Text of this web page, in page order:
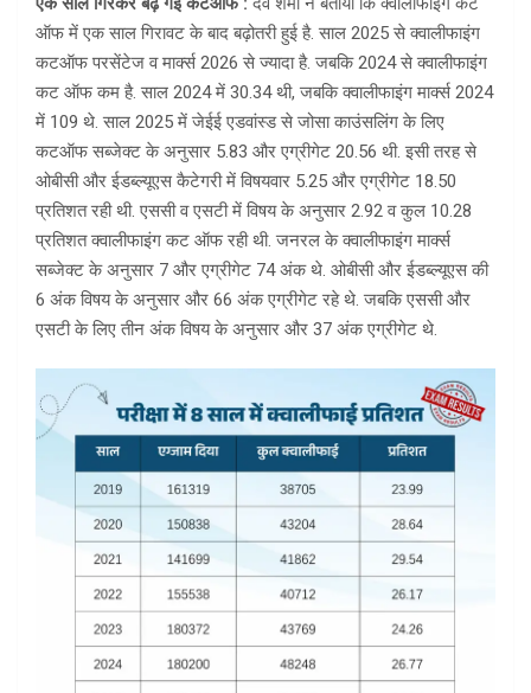
ऑफ में एक साल गिरावट के बाद बढ़ोतरी हुई है. साल 2025 से क्वालीफाइंग
कटऑफ परसेंटेज व मार्क्स 2026 से ज्यादा है. जबकि 2024 से क्वालीफाइंग
कट ऑफ कम है. साल 2024 में 30.34 थी, जबकि क्वालीफाइंग मार्क्स 2024
में 109 थे. साल 2025 में जेईई एडवांस्ड से जोसा काउंसलिंग के लिए
कटऑफ सब्जेक्ट के अनुसार 5.83 और एग्रीगेट 20.56 थी. इसी तरह से
ओबीसी और ईडब्ल्यूएस कैटेगरी में विषयवार 5.25 और एग्रीगेट 18.50
प्रतिशत रही थी. एससी व एसटी में विषय के अनुसार 2.92 व कुल 10.28
प्रतिशत क्वालीफाइंग कट ऑफ रही थी. जनरल के क्वालीफाइंग मार्क्स
सब्जेक्ट के अनुसार 7 और एग्रीगेट 74 अंक थे. ओबीसी और ईडब्ल्यूएस की
6 अंक विषय के अनुसार और 66 अंक एग्रीगेट रहे थे. जबकि एससी और
एसटी के लिए तीन अंक विषय के अनुसार और 37 अंक एग्रीगेट थे.